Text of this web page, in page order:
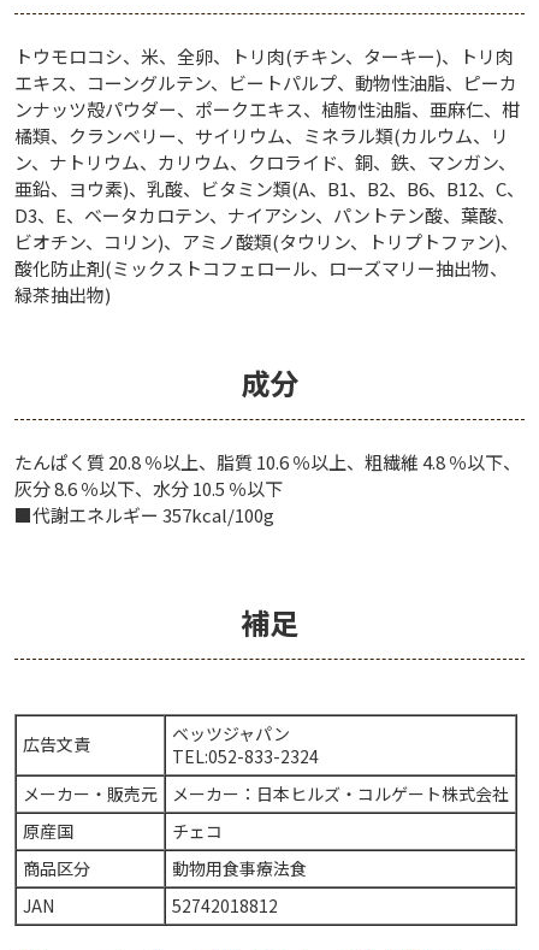
トウモロコシ、米、全卵、トリ肉(チキン、ターキー)、トリ肉
エキス、コーングルテン、ビートパルプ、動物性油脂、ピーカ
ンナッツ殻パウダー、ポークエキス、植物性油脂、亜麻仁、柑
橘類、クランベリー、サイリウム、ミネラル類(カルウム、リ
ン、ナトリウム、カリウム、クロライド、銅、鉄、マンガン、
亜鉛、ヨウ素)、乳酸、ビタミン類(A、B1、B2、B6、B12、C、
D3、E、ベータカロテン、ナイアシン、パントテン酸、葉酸、
ビオチン、コリン)、アミノ酸類(タウリン、トリプトファン)、
酸化防止剤(ミックストコフェロール、ローズマリー抽出物、
緑茶抽出物)
成分
たんぱく質 20.8 ％以上、脂質 10.6 ％以上、粗繊維 4.8 ％以下、
灰分 8.6 ％以下、水分 10.5 ％以下
■代謝エネルギー 357kcal/100g
補足
広告文責
ベッツジャパン
TEL:052-833-2324
メーカー・販売元
メーカー：日本ヒルズ・コルゲート株式会社
原産国
チェコ
商品区分
動物用食事療法食
JAN
52742018812